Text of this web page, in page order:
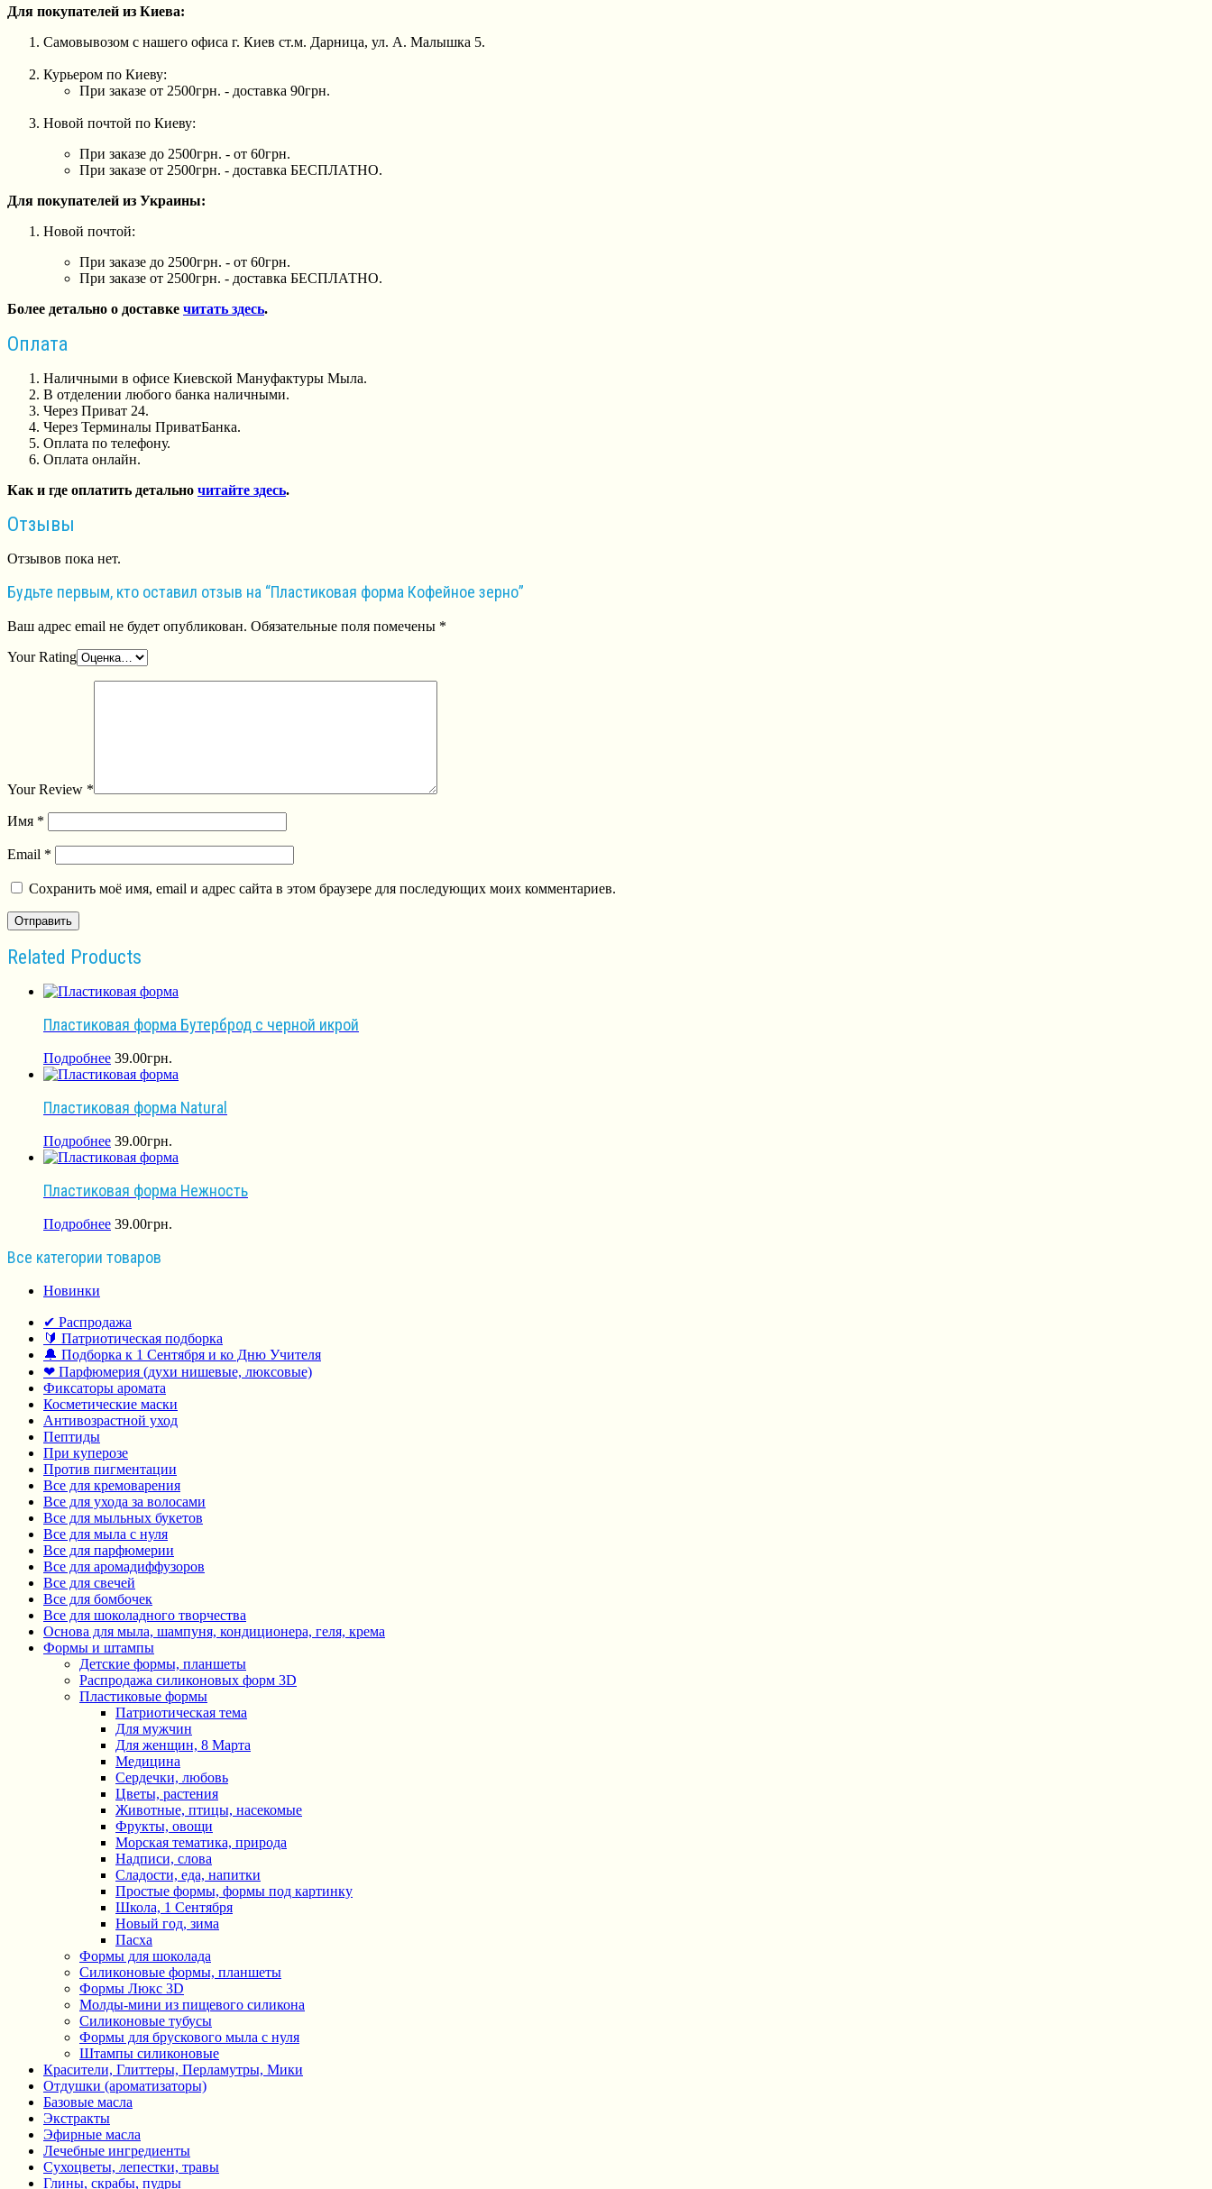
Для покупателей из Киева:
Самовывозом с нашего офиса г. Киев ст.м. Дарница, ул. А. Малышка 5.
Курьером по Киеву:
При заказе от 2500грн. - доставка 90грн.
Новой почтой по Киеву:
При заказе до 2500грн. - от 60грн.
При заказе от 2500грн. - доставка БЕСПЛАТНО.
Для покупателей из Украины:
Новой почтой:
При заказе до 2500грн. - от 60грн.
При заказе от 2500грн. - доставка БЕСПЛАТНО.
Более детально о доставке читать здесь.
Оплата
Наличными в офисе Киевской Мануфактуры Мыла.
В отделении любого банка наличными.
Через Приват 24.
Через Терминалы ПриватБанка.
Оплата по телефону.
Оплата онлайн.
Как и где оплатить детально читайте здесь.
Отзывы
Отзывов пока нет.
Будьте первым, кто оставил отзыв на “Пластиковая форма Кофейное зерно”
Ваш адрес email не будет опубликован. Обязательные поля помечены *
Your Rating
Your Review *
Имя *
Email *
Сохранить моё имя, email и адрес сайта в этом браузере для последующих моих комментариев.
Related Products
Пластиковая форма Бутерброд с черной икрой
Подробнее 39.00грн.
Пластиковая форма Natural
Подробнее 39.00грн.
Пластиковая форма Нежность
Подробнее 39.00грн.
Все категории товаров
Новинки
✔ Распродажа
🔰 Патриотическая подборка
🔔 Подборка к 1 Сентября и ко Дню Учителя
❤ Парфюмерия (духи нишевые, люксовые)
Фиксаторы аромата
Косметические маски
Антивозрастной уход
Пептиды
При куперозе
Против пигментации
Все для кремоварения
Все для ухода за волосами
Все для мыльных букетов
Все для мыла с нуля
Все для парфюмерии
Все для аромадиффузоров
Все для свечей
Все для бомбочек
Все для шоколадного творчества
Основа для мыла, шампуня, кондиционера, геля, крема
Формы и штампы
Детские формы, планшеты
Распродажа силиконовых форм 3D
Пластиковые формы
Патриотическая тема
Для мужчин
Для женщин, 8 Марта
Медицина
Сердечки, любовь
Цветы, растения
Животные, птицы, насекомые
Фрукты, овощи
Морская тематика, природа
Надписи, слова
Сладости, еда, напитки
Простые формы, формы под картинку
Школа, 1 Сентября
Новый год, зима
Пасха
Формы для шоколада
Силиконовые формы, планшеты
Формы Люкс 3D
Молды-мини из пищевого силикона
Силиконовые тубусы
Формы для брускового мыла с нуля
Штампы силиконовые
Красители, Глиттеры, Перламутры, Мики
Отдушки (ароматизаторы)
Базовые масла
Экстракты
Эфирные масла
Лечебные ингредиенты
Сухоцветы, лепестки, травы
Глины, скрабы, пудры